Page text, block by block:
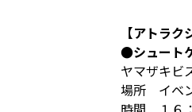
【アトラク
●シュート
ヤマザキビ
場所 イベ